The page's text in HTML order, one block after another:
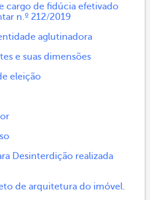
cargo de fidúcia efetivado
n.º 212/2019
aglutinadora
e suas dimensões
eleição
Desinterdição realizada
de arquitetura do imóvel.